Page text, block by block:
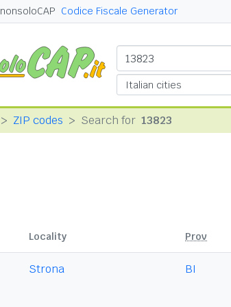
nonsoloCAP Codice Fiscale Generator
ZIP codes Search for 13823
Locality Prov
Strona BI